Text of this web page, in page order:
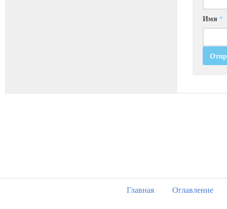
Имя *
Главная Оглавление